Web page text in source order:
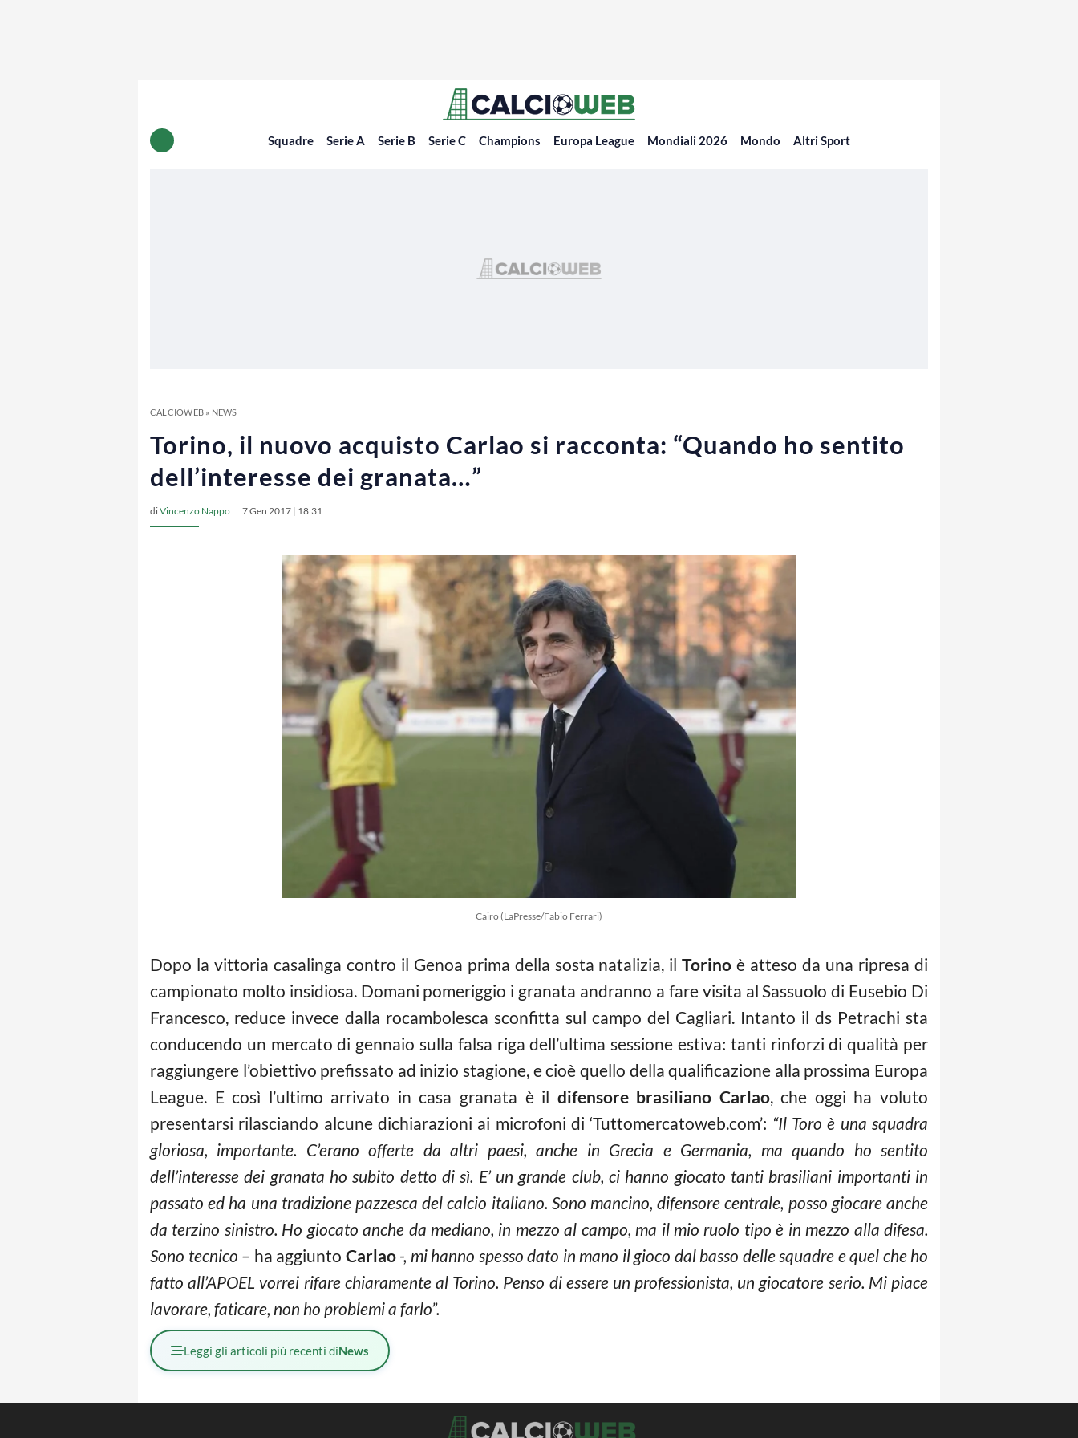
Squadre Serie A Serie B Serie C Champions Europa League Mondiali 2026 Mondo Altri Sport
CALCIOWEB» NEWS
Torino, il nuovo acquisto Carlao si racconta: “Quando ho sentito
dell’interesse dei granata…”
diVincenzo Nappo 7 Gen 2017 | 18:31
Cairo (LaPresse/Fabio Ferrari)
Dopo la vittoria casalinga contro il Genoa prima della sosta natalizia, ilTorino è atteso da una ripresa di
campionato molto insidiosa. Domani pomeriggio i granata andranno a fare visita al Sassuolo di Eusebio Di
Francesco, reduce invece dalla rocambolesca sconfitta sul campo del Cagliari. Intanto il ds Petrachi sta
conducendo un mercato di gennaio sulla falsa riga dell’ultima sessione estiva: tanti rinforzi di qualità per
raggiungere l’obiettivo prefissato ad inizio stagione, e cioè quello della qualificazione alla prossima Europa
League. E così l’ultimo arrivato in casa granata è il difensore brasiliano Carlao, che oggi ha voluto
presentarsi rilasciando alcune dichiarazioni ai microfoni di ‘Tuttomercatoweb.com’: “Il Toro è una squadra
gloriosa, importante. C’erano offerte da altri paesi, anche in Grecia e Germania, ma quando ho sentito
dell’interesse dei granata ho subito detto di sì. E’ un grande club, ci hanno giocato tanti brasiliani importanti in
passato ed ha una tradizione pazzesca del calcio italiano. Sono mancino, difensore centrale, posso giocare anche
da terzino sinistro. Ho giocato anche da mediano, in mezzo al campo, ma il mio ruolo tipo è in mezzo alla difesa.
Sono tecnico – ha aggiunto Carlao-, mi hanno spesso dato in mano il gioco dal basso delle squadre e quel che ho
fatto all’APOEL vorrei rifare chiaramente al Torino. Penso di essere un professionista, un giocatore serio. Mi piace
lavorare, faticare, non ho problemi a farlo”.
Leggi gli articoli più recenti diNews